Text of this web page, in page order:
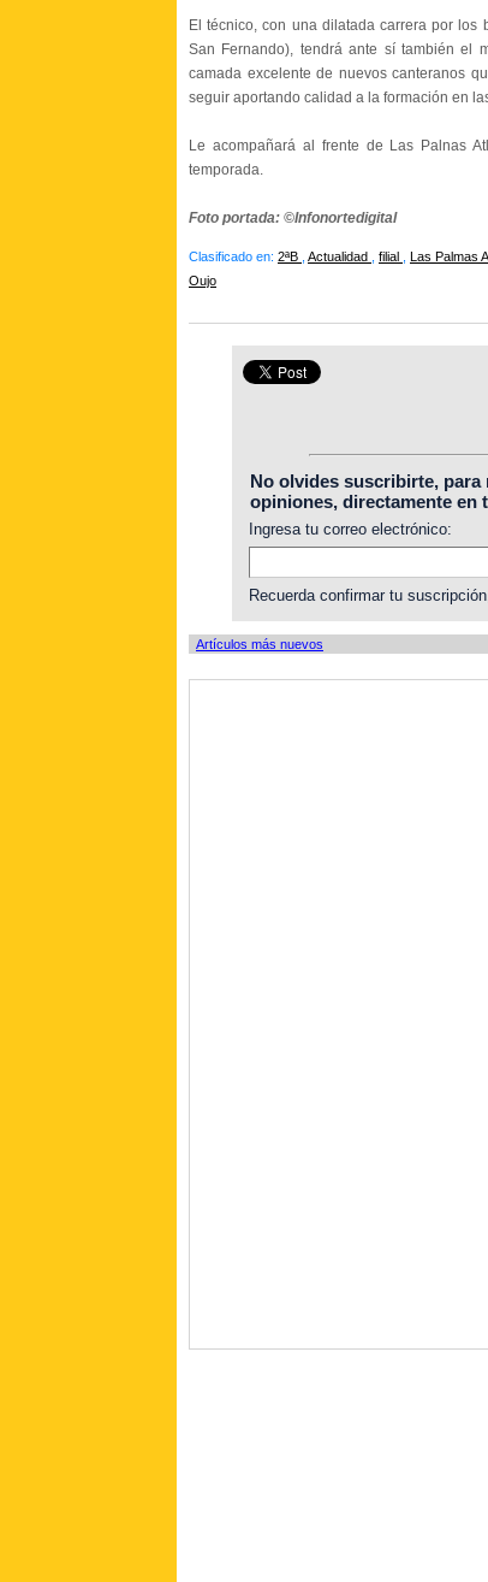
El técnico, con una dilatada carrera por los
San Fernando), tendrá ante sí también el
camada excelente de nuevos canteranos
seguir aportando calidad a la formación en
Le acompañará al frente de Las Palnas
temporada.
Foto portada: ©Infonortedigital
Clasificado en: 2ªB Actualidad filial Las Palmas
Oujo
No olvides suscribirte,
opiniones, directamente en
Ingresa tu correo electrónico:
Recuerda confirmar tu
Artículos más nuevos